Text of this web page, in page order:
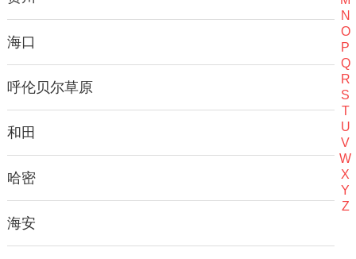
海口
呼伦贝尔草原
和田
哈密
海安
N
O
P
Q
R
S
T
U
V
W
X
Y
Z